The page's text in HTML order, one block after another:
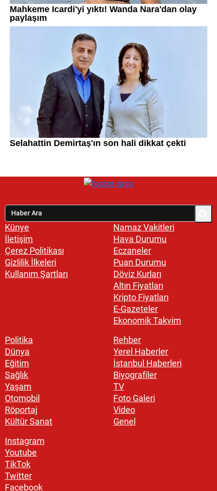
Künye
İletişim
Çerez Politikası
Gizlilik İlkeleri
Kullanım Şartları
Namaz Vakitleri
Hava Durumu
Eczaneler
Puan Durumu
Döviz Kurları
Altın Fiyatları
Kripto Fiyatları
E-Gazeteler
Ekonomik Takvim
Politika
Dünya
Eğitim
Sağlık
Yaşam
Otomobil
Röportaj
Kültür Sanat
Rehber
Yerel Haberler
İstanbul Haberleri
Biyografiler
TV
Foto Galeri
Video
Genel
Instagram
Youtube
TikTok
Twitter
Facebook